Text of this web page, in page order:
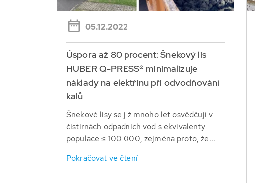
05.12.2022
Úspora až 80 procent: Šnekový lis
HUBER Q-PRESS® minimalizuje
náklady na elektřinu při odvodňování
kalů
Šnekové lisy se již mnoho let osvědčují v
čistírnách odpadních vod s ekvivalenty
populace ≤ 100 000, zejména proto, že...
Pokračovat ve čtení